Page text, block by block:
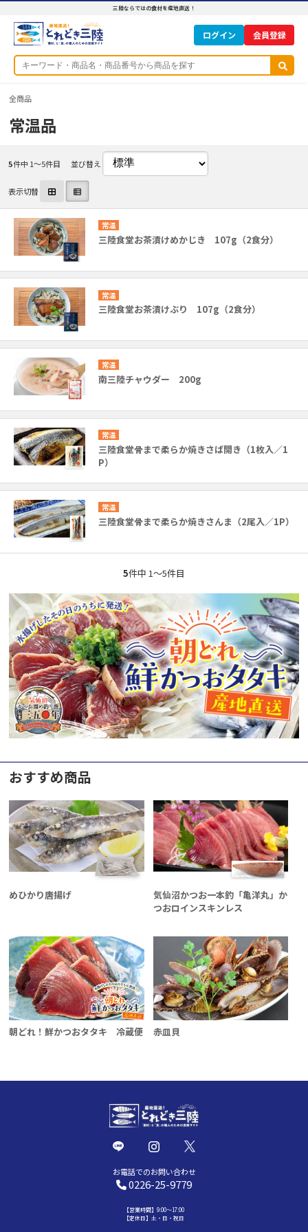
三陸ならではの食材を産地直送！
ログイン
全商品
常温品
5件中 1〜5件目 並び替え
表示切替
常温
三陸食堂お茶漬けめかじき 107g（2食分）
常温
三陸食堂お茶漬けぶり 107g（2食分）
常温
南三陸チャウダー 200g
常温
三陸食堂骨まで柔らか焼きさば開き（1枚入／1
P）
常温
三陸食堂骨まで柔らか焼きさんま（2尾入／1P）
5件中 1〜5件目
おすすめ商品
めひかり唐揚げ
気仙沼かつお一本釣「亀洋丸」か
つおロインスキンレス
朝どれ！鮮かつおタタキ 冷蔵便 赤皿貝
お電話でのお問い合わせ
0226-25-9779
【営業時間】9:00～17:00
【定休日】土・日・祝日